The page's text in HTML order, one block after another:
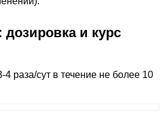
дозировка и курс
раза/сут в течение не более 10